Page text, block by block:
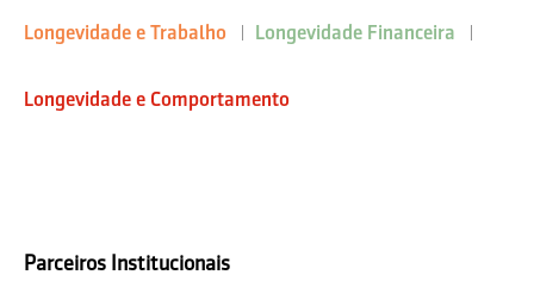
Longevidade e Trabalho Longevidade Financeira
Longevidade e Comportamento
Parceiros Institucionais